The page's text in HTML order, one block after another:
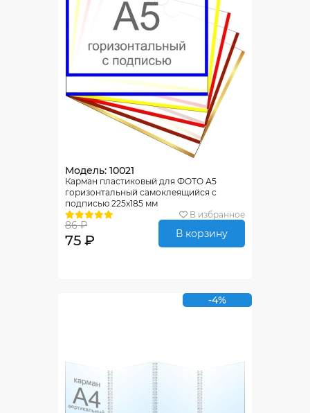
Модель: 10021
Карман пластиковый для ФОТО А5
горизонтальный самоклеящийся с
подписью 225х185 мм
В избранное
86 ₽
75 ₽ В корзину
-4%